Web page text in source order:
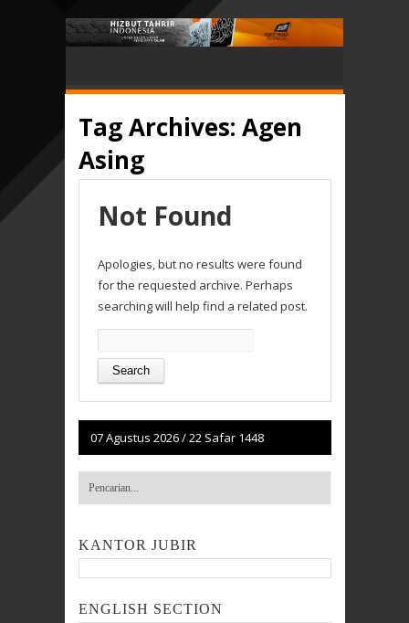
Tag Archives: Agen
Asing
Not Found
Apologies, but no results were found
for the requested archive. Perhaps
searching will help find a related post.
for:
07 Agustus 2026/22 Safar 1448
KANTOR JUBIR
ENGLISH SECTION